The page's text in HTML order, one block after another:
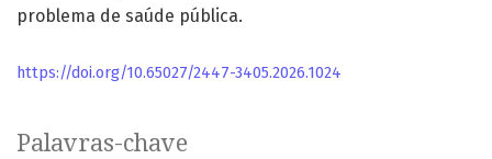
Palavras-chave
problema de saúde pública.
https://doi.org/10.65027/2447-3405.2026.1024